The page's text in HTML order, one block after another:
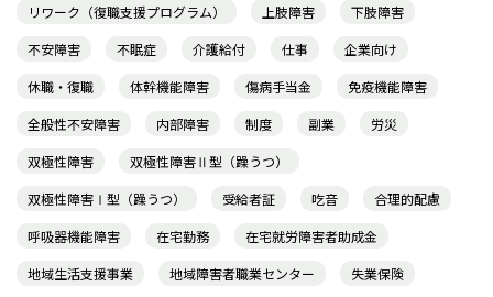
リワーク（復職支援プログラム）
上肢障害
下肢障害
不安障害
不眠症 介護給付 仕事
企業向け
休職・復職
体幹機能障害 傷病手当金
免疫機能障害
全般性不安障害
内部障害 制度 副業
労災
双極性障害
双極性障害Ⅱ型（躁うつ）
双極性障害Ⅰ型（躁うつ）
受給者証 吃音
合理的配慮
呼吸器機能障害
在宅勤務
在宅就労障害者助成金
地域生活支援事業
地域障害者職業センター
失業保険